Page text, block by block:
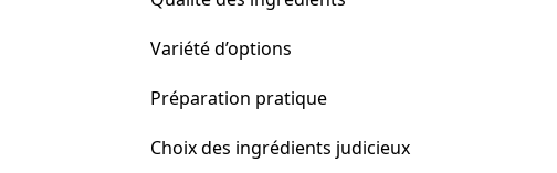
Variété d’options
Préparation pratique
Choix des ingrédients judicieux